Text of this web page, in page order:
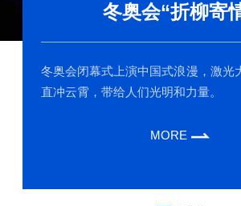
冬奥会“折柳寄
冬奥会闭幕式上演中国式浪漫，激光
直冲云霄，带给人们光明和力量。
MORE